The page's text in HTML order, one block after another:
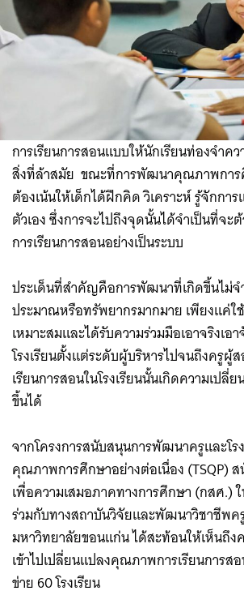
การเรียนการสอนแบบให้นักเรียนท่องจำค
สิ่งที่ล้าสมัย ขณะที่การพัฒนาคุณภาพการ
ต้องเน้นให้เด็กได้ฝึกคิด วิเคราะห์ รู้จักกา
ตัวเอง ซึ่งการจะไปถึงจุดนั้นได้จำเป็นที่จะ
การเรียนการสอนอย่างเป็นระบบ​
ประเด็นที่สำคัญคือการพัฒนาที่เกิดขึ้นไม่จ
ประมาณหรือทรัพยากรมากมาย เพียงแค่ใ
เหมาะสมและได้รับความร่วมมือเอาจริงเอ
โรงเรียนตั้งแต่ระดับผู้บริหารไปจนถึงครูผู้
เรียนการสอนในโรงเรียนนั้นเกิดความเปลี่
ขึ้นได้
จากโครงการสนับสนุนการพัฒนาครูและโร
คุณภาพการศึกษาอย่างต่อเนื่อง (TSQP)
เพื่อความเสมอภาคทางการศึกษา (กสศ.)
ร่วมกับทางสถาบันวิจัยและพัฒนาวิชาชีพค
มหาวิทยาลัยขอนแก่น ได้สะท้อนให้เห็นถึง
เข้าไปเปลี่ยนแปลงคุณภาพการเรียนการสอ
ข่าย 60 โรงเรียน